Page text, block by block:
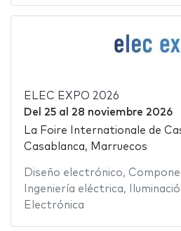
ELEC EXPO 2026
Del 25al 28 noviembre 2026
La Foire Internationale de
Casablanca, Marruecos
Diseño electrónico,
Ingeniería eléctrica,
Electrónica